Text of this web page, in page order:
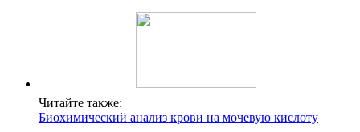
Читайте также:
Биохимический анализ крови на мочевую кислоту